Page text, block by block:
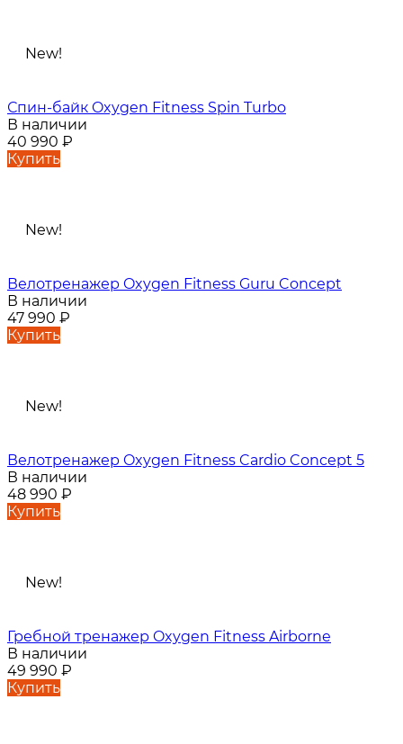
New!
Спин-байк Oxygen Fitness Spin Turbo
В наличии
40 990 ₽
Купить
New!
Велотренажер Oxygen Fitness Guru Concept
В наличии
47 990 ₽
Купить
New!
Велотренажер Oxygen Fitness Cardio Concept 5
В наличии
48 990 ₽
Купить
New!
Гребной тренажер Oxygen Fitness Airborne
В наличии
49 990 ₽
Купить